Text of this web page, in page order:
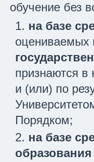
обучение без
на базе
оцениваемых
признаются в
и (или) по
Порядком;
на базе
образования